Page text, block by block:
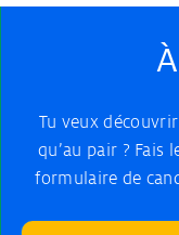
Tu veux
qu’au pair ? Fais
formulaire de